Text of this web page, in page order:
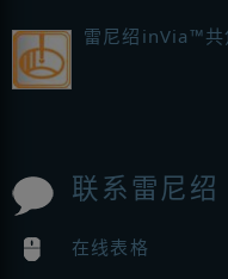
雷尼绍inVia™共
联系雷尼绍
在线表格